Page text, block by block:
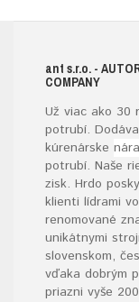
ant s.r.o. -
COMPANY
Už viac ako 30
potrubí.
kúrenárske
potrubí. Naše
zisk. Hrdo
klienti lídrami
renomované
unikátnymi
slovenskom,
vďaka dobrým
priazni vyše